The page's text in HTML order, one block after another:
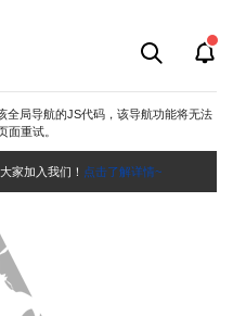
全局导航的JS代码，该导航功能将无法
面重试。
家加入我们！ 点击了解详情~